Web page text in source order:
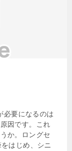
必要になるのは
因です。これ
か。ロングセ
はじめ、シニ